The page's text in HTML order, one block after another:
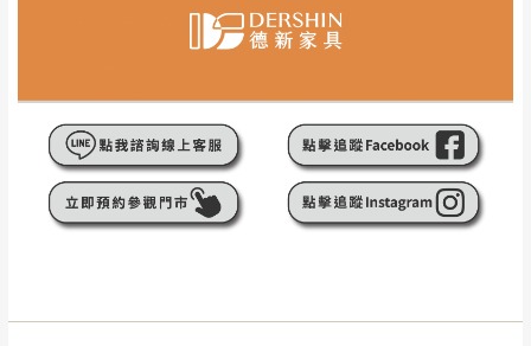
事，而危及運送人員輸送之安全，本司得視狀況延後
或停止運送服務。
遇百貨周年慶期間，恕暫停百貨公司相關運送 》
無回收家具服務，若需回收家俱可聯絡當地請清潔隊
回收,免付費清運專線：0800-085-717
到貨7日內為鑑賞期(注意:鑑賞期非試用期)，
若非商品品質瑕疵問題於鑑賞期內退貨之情
如欲放置營業場所及公開場合之商品則無享
有商品一年保固之服務。
▪️訂單成立時請儘速於三日內完成付款，交易恕不
殺價，商品均已最低價格售出，且在特定時日會給
予保留(訂單自動取消)。